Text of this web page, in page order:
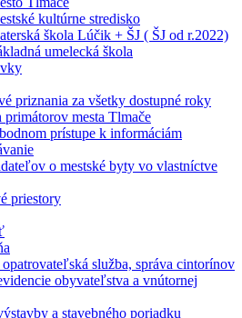
kultúrne stredisko
škola Lúčik + ŠJ ( ŠJ od r.2022)
umelecká škola
priznania za všetky dostupné roky
primátorov mesta Tlmače
prístupe k informáciám
o mestské byty vo vlastníctve
priestory
služba, správa cintorínov
obyvateľstva a vnútornej
a stavebného poriadku